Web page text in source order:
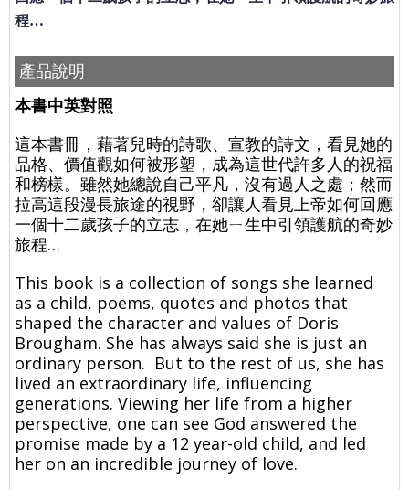
程…
產品說明
本書中英對照
這本書冊，藉著兒時的詩歌、宣教的詩文，看見她的
品格、價值觀如何被形塑，成為這世代許多人的祝福
和榜樣。雖然她總說自己平凡，沒有過人之處；然而
拉高這段漫長旅途的視野，卻讓人看見上帝如何回應
一個十二歲孩子的立志，在她ㄧ生中引領護航的奇妙
旅程…
This book is a collection of songs she learned
as a child, poems, quotes and photos that
shaped the character and values of Doris
Brougham. She has always said she is just an
ordinary person. But to the rest of us, she has
lived an extraordinary life, influencing
generations. Viewing her life from a higher
perspective, one can see God answered the
promise made by a 12 year-old child, and led
her on an incredible journey of love.